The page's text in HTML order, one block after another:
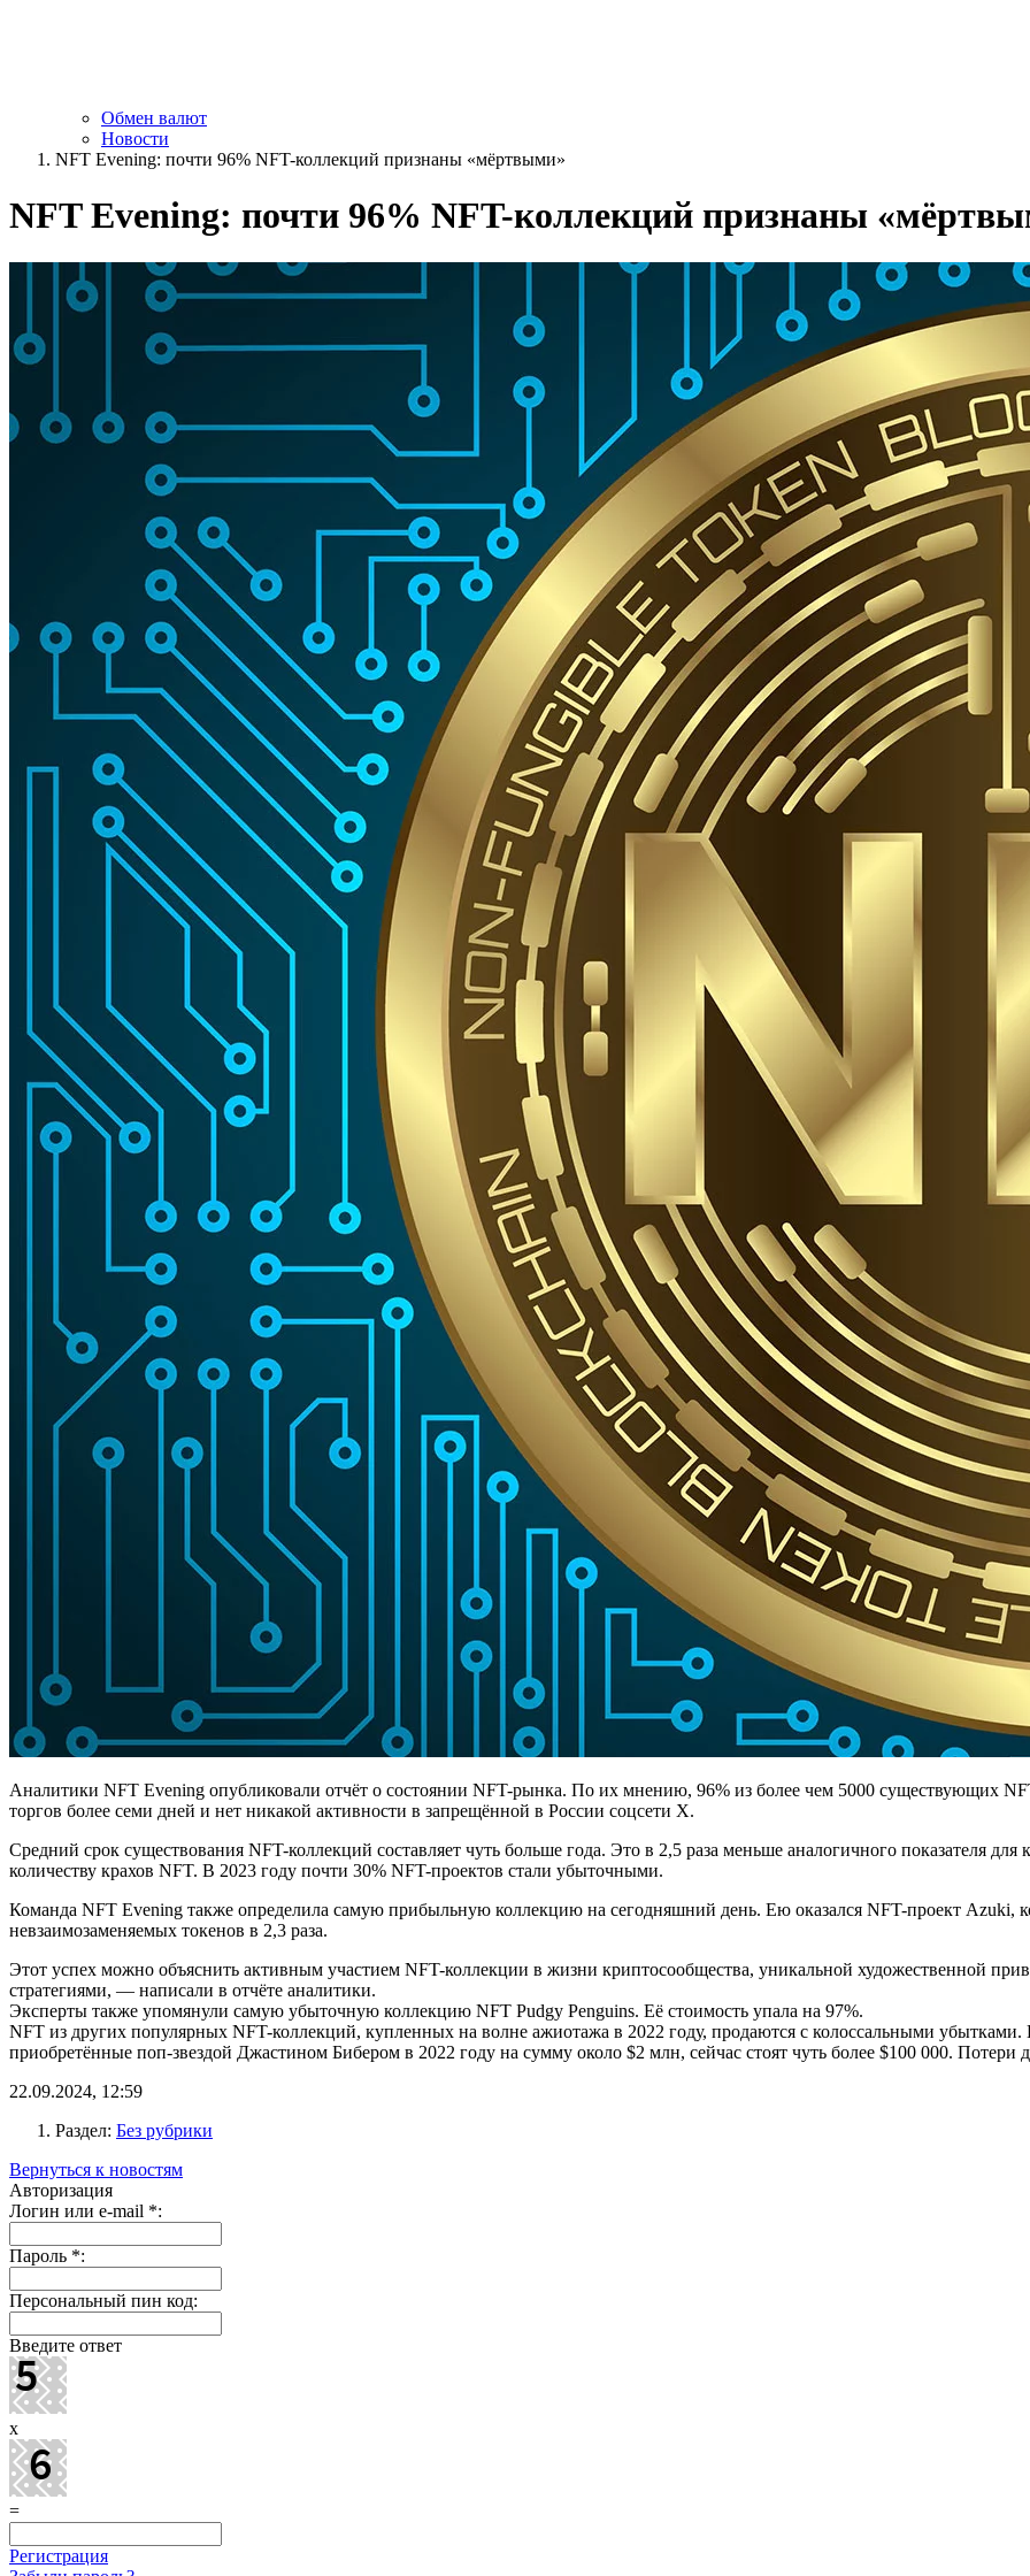
Обмен валют
Новости
NFT Evening: почти 96% NFT-коллекций признаны «мёртвыми»
NFT Evening: почти 96% NFT-коллекций признаны
Аналитики NFT Evening опубликовали отчёт о состоянии NFT-рынка. По их мнению, 96% из более чем 5000 существующих
торгов более семи дней и нет никакой активности в запрещённой в России соцсети Х.
Средний срок существования NFT-коллекций составляет чуть больше года. Это в 2,5 раза меньше аналогичного показателя
количеству крахов NFT. В 2023 году почти 30% NFT-проектов стали убыточными.
Команда NFT Evening также определила самую прибыльную коллекцию на сегодняшний день. Ею оказался NFT-проект Azuki,
невзаимозаменяемых токенов в 2,3 раза.
Этот успех можно объяснить активным участием NFT-коллекции в жизни криптосообщества, уникальной художественной
стратегиями, — написали в отчёте аналитики.
Эксперты также упомянули самую убыточную коллекцию NFT Pudgy Penguins. Её стоимость упала на 97%.
NFT из других популярных NFT-коллекций, купленных на волне ажиотажа в 2022 году, продаются с колоссальными
приобретённые поп-звездой Джастином Бибером в 2022 году на сумму около $2 млн, сейчас стоят чуть более $100 000. Потери
22.09.2024, 12:59
Раздел: Без рубрики
Вернуться к новостям
Авторизация
Логин или e-mail *:
Пароль *:
Персональный пин код:
Введите ответ
x
=
Регистрация